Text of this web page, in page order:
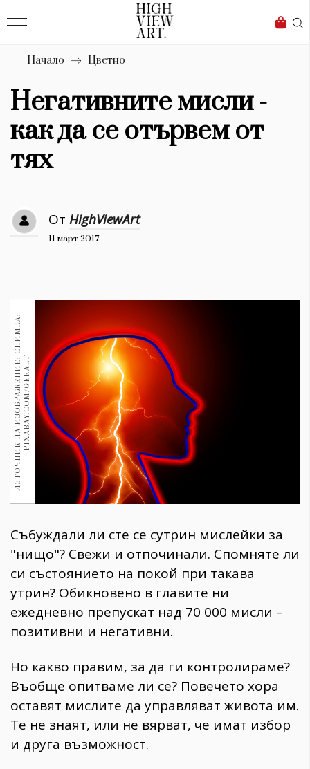
Бизнес
Мода
Dialogue
Изкуство
4339
Дизайн
Книги
30+
Гурме 1709
Пътувай
237
Здраве 389
Gentlemen
Wellness
1816
ПОСЛЕДВАЙТЕ
НИ
Начало Цветно
Негативните мисли -
как да се отървем от
тях
От HighViewArt
11 март 2017
И
З
Т
О
Ч
Н
И
К
Н
А
И
З
О
Б
Р
А
Ж
Е
Н
И
Е
:
С
Н
И
М
К
А
:
P
I
X
A
B
A
Y
.
C
O
M
/
G
E
R
A
LT
Събуждали ли сте се сутрин мислейки за
"нищо"? Свежи и отпочинали. Спомняте ли
си състоянието на покой при такава
утрин? Обикновено в главите ни
ежедневно препускат над 70 000 мисли –
позитивни и негативни.
Но какво правим, за да ги контролираме?
Въобще опитваме ли се? Повечето хора
оставят мислите да управляват живота им.
Те не знаят, или не вярват, че имат избор
и друга възможност.